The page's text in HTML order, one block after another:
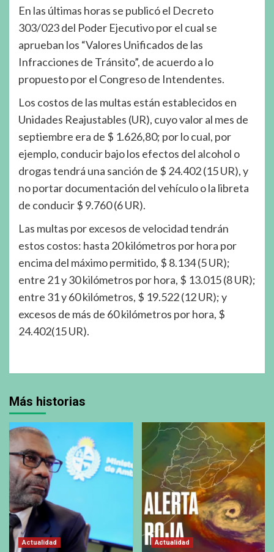
En las últimas horas se publicó el Decreto
303/023 del Poder Ejecutivo por el cual se
aprueban los “Valores Unificados de las
Infracciones de Tránsito”, de acuerdo a lo
propuesto por el Congreso de Intendentes.
Los costos de las multas están establecidos en
Unidades Reajustables (UR), cuyo valor al mes de
septiembre era de $ 1.626,80; por lo cual, por
ejemplo, conducir bajo los efectos del alcohol o
drogas tendrá una sanción de $ 24.402 (15 UR), y
no portar documentación del vehículo o la libreta
de conducir $ 9.760 (6 UR).
Las multas por excesos de velocidad tendrán
estos costos: hasta 20 kilómetros por hora por
encima del máximo permitido, $ 8.134 (5 UR);
entre 21 y 30 kilómetros por hora, $ 13.015 (8 UR);
entre 31 y 60 kilómetros, $ 19.522 (12 UR); y
excesos de más de 60 kilómetros por hora, $
24.402(15 UR).
Más historias
Actualidad Actualidad